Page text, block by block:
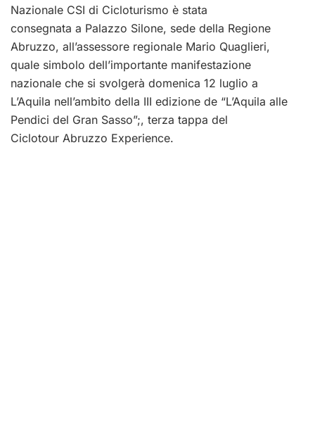
Nazionale CSI di Cicloturismo è stata
consegnata a Palazzo Silone, sede della Regione
Abruzzo, all’assessore regionale Mario Quaglieri,
quale simbolo dell’importante manifestazione
nazionale che si svolgerà domenica 12 luglio a
L’Aquila nell’ambito della III edizione de “L’Aquila alle
Pendici del Gran Sasso”;, terza tappa del
Ciclotour Abruzzo Experience.